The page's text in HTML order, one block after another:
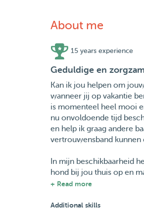
About me
15 years experience
Geduldige en
Kan ik jou helpen om
wanneer jij op vakantie
is momenteel heel mooi
nu onvoldoende tijd
en help ik graag andere
vertrouwensband kunnen
In mijn beschikbaarheid
hond bij jou thuis op en
jaar trots baasje van
+ Read more
Additional skills